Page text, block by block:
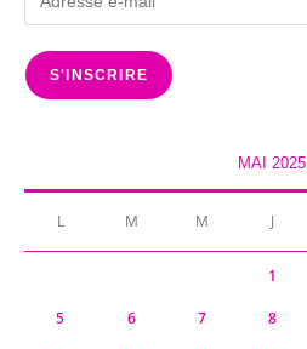
e-
mail
S'INSCRIRE
MAI 2025
L M M J
1
5 6 7 8